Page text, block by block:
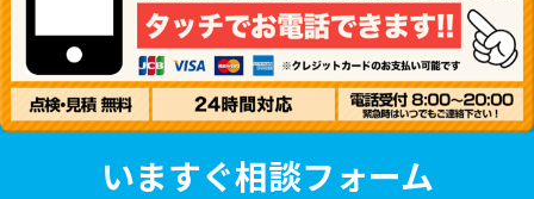
いますぐ相談フォーム